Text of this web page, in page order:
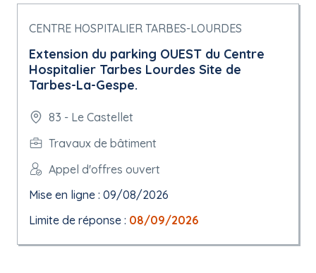
CENTRE HOSPITALIER TARBES-LOURDES
Extension du parking OUEST du Centre
Hospitalier Tarbes Lourdes Site de
Tarbes-La-Gespe.
83 - Le Castellet
Travaux de bâtiment
Appel d'offres ouvert
Mise en ligne : 09/08/2026
Limite de réponse : 08/09/2026